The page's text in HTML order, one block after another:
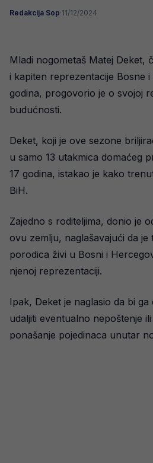
Redakcija Sop·11/12/2024
Mladi nogometaš Matej Deket,
i kapiten reprezentacije Bosne
godina, progovorio je o svojoj
budućnosti.
Deket, koji je ove sezone
u samo 13 utakmica domaćeg
17 godina, istakao je kako
BiH.
Zajedno s roditeljima, donio je
ovu zemlju, naglašavajući da
porodica živi u Bosni i
njenoj reprezentaciji.
Ipak, Deket je naglasio da bi
udaljiti eventualno nepoštenje
ponašanje pojedinaca unutar